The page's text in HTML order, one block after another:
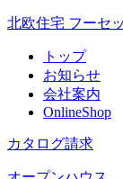
北欧住宅 フーセ
トップ
お知らせ
会社案内
OnlineShop
カタログ請求